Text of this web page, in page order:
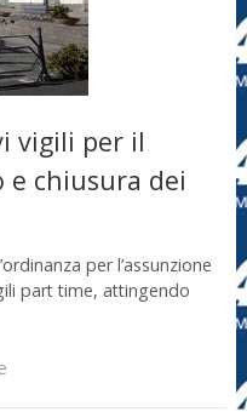
vigili per il
chiusura dei
per l’assunzione
part time, attingendo